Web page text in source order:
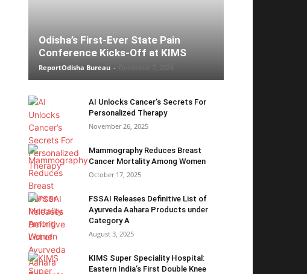
Odisha’s First-Ever State Pain
Conference Kicks-Off at KIMS
ReportOdisha Bureau -
AI Unlocks Cancer’s Secrets For
Personalized Therapy
November 26, 2025
Mammography Reduces Breast
Cancer Mortality Among Women
October 17, 2025
FSSAI Releases Definitive List of
Ayurveda Aahara Products under
Category A
August 3, 2025
KIMS Super Speciality Hospital:
Eastern India’s First Double Knee